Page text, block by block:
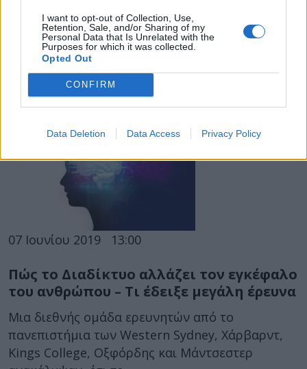
I want to opt-out of Collection, Use,
Retention, Sale, and/or Sharing of my
Personal Data that Is Unrelated with the
Purposes for which it was collected.
Opted Out
CONFIRM
Data Deletion Data Access Privacy Policy
Ελλάδα κάτω των 10 ετών σερφάρουν
ανεξέλεγκτα στο διαδίκτυο
Σοκάρουν τα αποτελέσματα έρευνας για τη
σχέση των παιδιών στην Ελλάδα με το
διαδίκτυο. Έξι στα δέκα έως 10...
07 Ιουνίου 2019 13:00
Πώς το Διαδίκτυο αλλάζει τον εγκέφαλο
του ανθρώπου – Τι έδειξε μεγάλη έρευνα
Μια διεθνής ομάδα ερευνητών από το
πανεπιστήμια των Western Sydney, Χάρβαρντ,
Kings College, Οξφόρδης και Μάντσεστερ